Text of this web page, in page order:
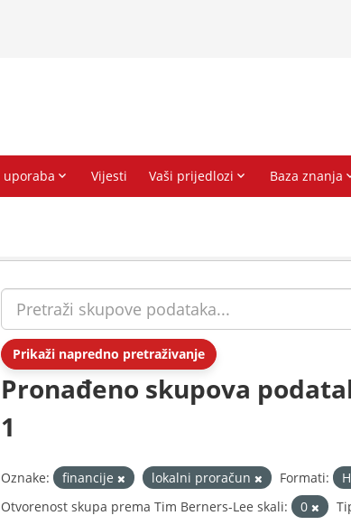
Prikaži napredno pretraživanje
Pronađeno skupova
1
Oznake: financije lokalni proračun Formati:
Otvorenost skupa prema Tim Berners-Lee skali:
0